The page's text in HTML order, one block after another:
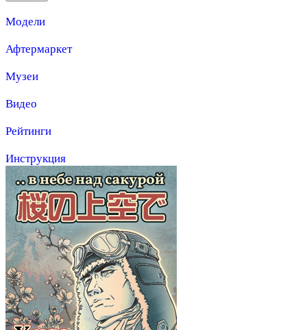
Модели
Афтермаркет
Музеи
Видео
Рейтинги
Инструкция